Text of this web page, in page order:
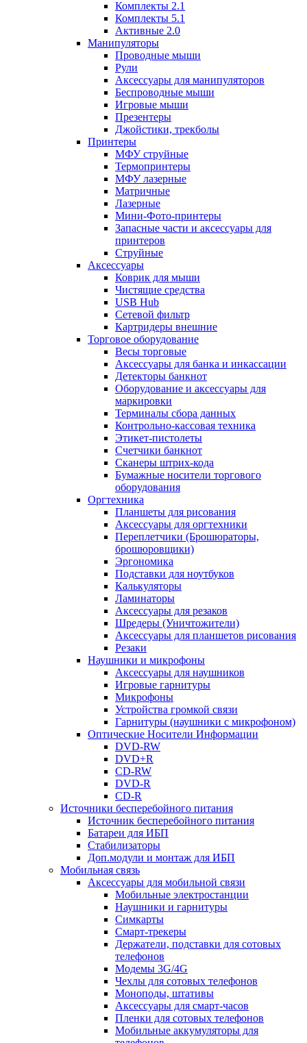
Комплекты 2.1
Комплекты 5.1
Активные 2.0
Манипуляторы
Проводные мыши
Рули
Аксессуары для манипуляторов
Беспроводные мыши
Игровые мыши
Презентеры
Джойстики, трекболы
Принтеры
МФУ струйные
Термопринтеры
МФУ лазерные
Матричные
Лазерные
Мини-Фото-принтеры
Запасные части и аксессуары для
принтеров
Струйные
Аксессуары
Коврик для мыши
Чистящие средства
USB Hub
Сетевой фильтр
Картридеры внешние
Торговое оборудование
Весы торговые
Аксессуары для банка и инкассации
Детекторы банкнот
Оборудование и аксессуары для
маркировки
Терминалы сбора данных
Контрольно-кассовая техника
Этикет-пистолеты
Счетчики банкнот
Сканеры штрих-кода
Бумажные носители торгового
оборудования
Оргтехника
Планшеты для рисования
Аксессуары для оргтехники
Переплетчики (Брошюраторы,
брошюровщики)
Эргономика
Подставки для ноутбуков
Калькуляторы
Ламинаторы
Аксессуары для резаков
Шредеры (Уничтожители)
Аксессуары для планшетов рисования
Резаки
Наушники и микрофоны
Аксессуары для наушников
Игровые гарнитуры
Микрофоны
Устройства громкой связи
Гарнитуры (наушники с микрофоном)
Оптические Носители Информации
DVD-RW
DVD+R
CD-RW
DVD-R
CD-R
Источники бесперебойного питания
Источник бесперебойного питания
Батареи для ИБП
Стабилизаторы
Доп.модули и монтаж для ИБП
Мобильная связь
Аксессуары для мобильной связи
Мобильные электростанции
Наушники и гарнитуры
Симкарты
Смарт-трекеры
Держатели, подставки для сотовых
телефонов
Модемы 3G/4G
Чехлы для сотовых телефонов
Моноподы, штативы
Аксессуары для смарт-часов
Пленки для сотовых телефонов
Мобильные аккумуляторы для